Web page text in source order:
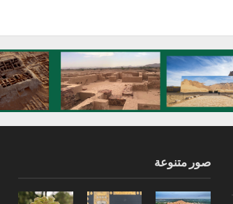
صور متنوعة